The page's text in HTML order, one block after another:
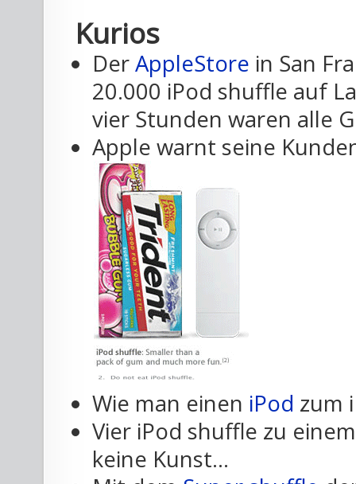
Kurios
DerAppleStore in San
20.000 iPod shuffle auf
vier Stunden waren alle
Apple warnt seine
Wie man einen iPod zum
Vier iPod shuffle zu
keine Kunst...